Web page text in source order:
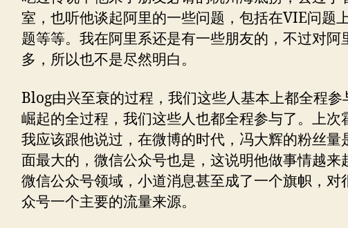
室，也听他谈起阿里的一些问题，包括在VIE问题
题等等。我在阿里系还是有一些朋友的，不过对阿
多，所以也不是尽然明白。
Blog由兴至衰的过程，我们这些人基本上都全程参
崛起的全过程，我们这些人也都全程参与了。上次
我应该跟他说过，在微博的时代，冯大辉的粉丝量
面最大的，微信公众号也是，这说明他做事情越来
微信公众号领域，小道消息甚至成了一个旗帜，对
众号一个主要的流量来源。